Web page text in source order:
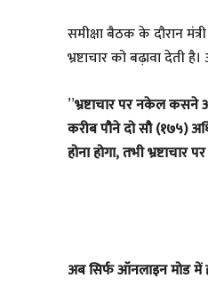
​समीक्षा बैठक के दौरान
भ्रष्टाचार को बढ़ावा
​”भ्रष्टाचार पर नकेल
करीब पौने दो सौ (१७५)
होना होगा, तभी भ्रष्टाचार
​अब सिर्फ ऑनलाइन मोड